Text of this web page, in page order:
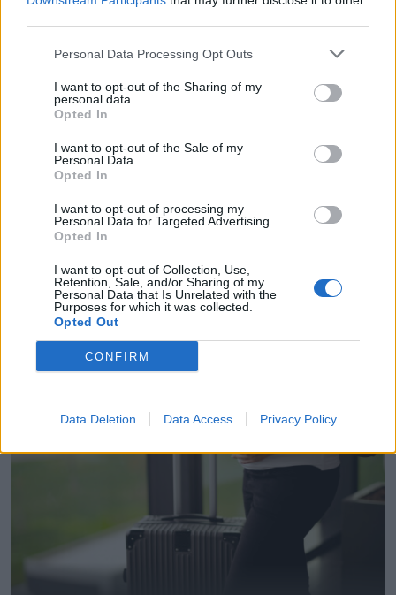
Personal Data Processing Opt Outs
I want to opt-out of the Sharing of my
personal data.
Opted In
I want to opt-out of the Sale of my
Personal Data.
Opted In
I want to opt-out of processing my
Personal Data for Targeted Advertising.
Opted In
I want to opt-out of Collection, Use,
Retention, Sale, and/or Sharing of my
Personal Data that Is Unrelated with the
Purposes for which it was collected.
Opted Out
CONFIRM
Data Deletion Data Access Privacy Policy
AKTUALITĀTES
Līdz 30. aprīlim vecāki var bez maksas apdrošināt bērnus
nelaimes gadījumiem vasarā